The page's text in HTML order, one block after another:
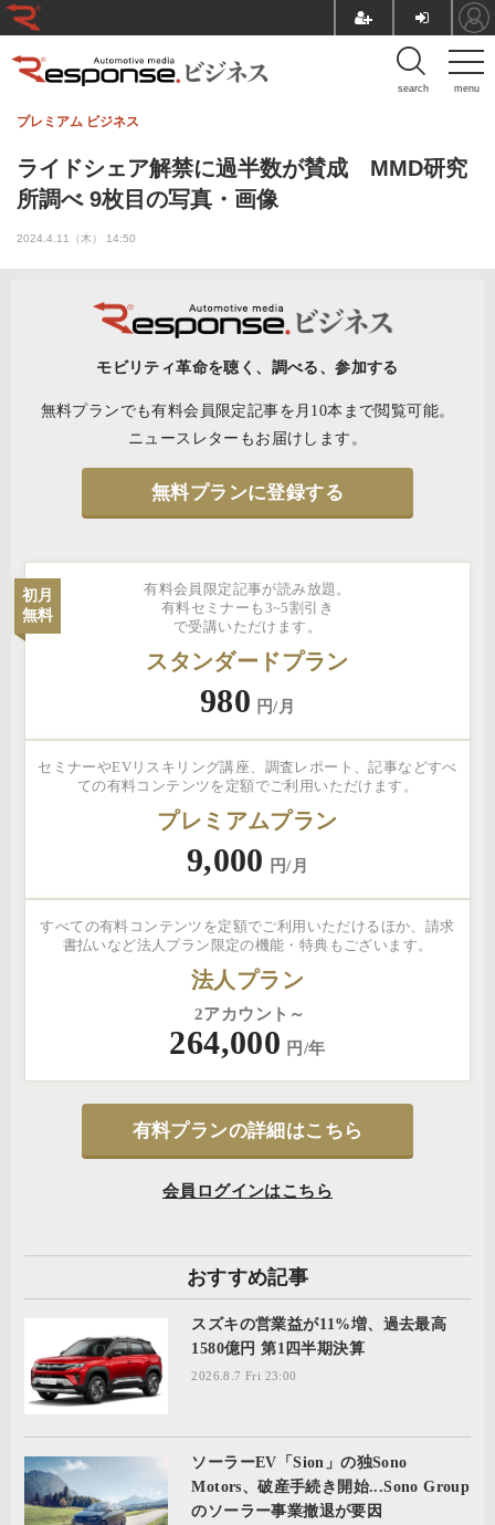
menu
search
ライドシェア解禁に過半数が賛成 MMD研究
所調べ 9枚目の写真・画像
プレミアム ビジネス
2024.4.11（木） 14:50
モビリティ革命を聴く、調べる、参加する
無料プランでも有料会員限定記事を月10本まで閲覧可能。
ニュースレターもお届けします。
無料プランに登録する
有料会員限定記事が読み放題。
有料セミナーも3~5割引き
で受講いただけます。
初月
無料
スタンダードプラン
980 円/月
セミナーやEVリスキリング講座、調査レポート、記事などすべ
ての有料コンテンツを定額でご利用いただけます。
プレミアムプラン
9,000 円/月
すべての有料コンテンツを定額でご利用いただけるほか、請求
書払いなど法人プラン限定の機能・特典もございます。
法人プラン
2アカウント～
264,000 円/年
有料プランの詳細はこちら
会員ログインはこちら
おすすめ記事
スズキの営業益が11%増、過去最高
1580億円 第1四半期決算
2026.8.7 Fri 23:00
ソーラーEV「Sion」の独Sono
Motors、破産手続き開始...Sono Group
のソーラー事業撤退が要因